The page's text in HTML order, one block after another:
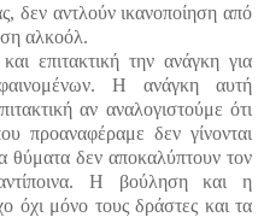
δεν αντλούν ικανοποίηση από
αλκοόλ.
επιτακτική την ανάγκη για
φαινομένων. Η ανάγκη αυτή
αν αναλογιστούμε ότι
προαναφέραμε δεν γίνονται
θύματα δεν αποκαλύπτουν τον
Η βούληση και η
όχι μόνο τους δράστες και τα